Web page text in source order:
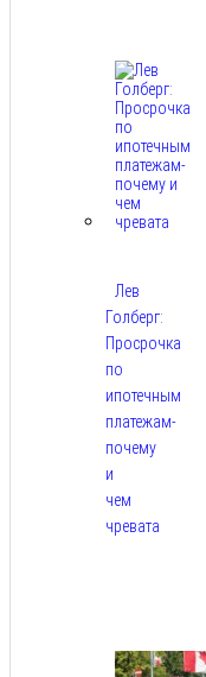
Лев
Голберг:
Просрочка
по
ипотечным
платежам-
почему
и
чем
чревата